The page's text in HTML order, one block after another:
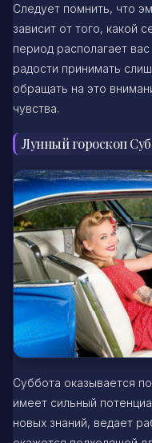
Следует помнить, что
зависит от того, какой
период располагает
радости принимать
обращать на это
чувства.
Лунный гороскоп
Суббота оказывается
имеет сильный
новых знаний, ведает